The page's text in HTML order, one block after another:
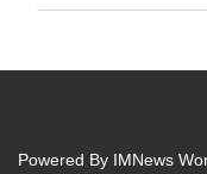
Powered By IMNews